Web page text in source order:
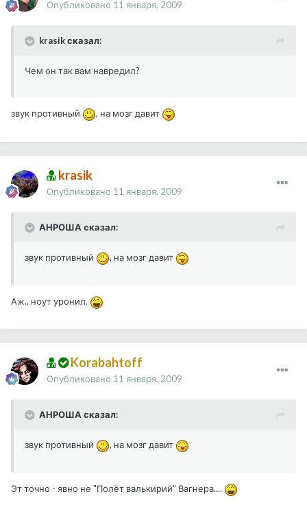
Опубликовано 11 января, 2009
krasik сказал:
Чем он так вам навредил?
звук противный , на мозг давит
krasik
Опубликовано 11 января, 2009
АНРОША сказал:
звук противный , на мозг давит
Аж.. ноут уронил.
Korabahtoff
Опубликовано 11 января, 2009
АНРОША сказал:
звук противный , на мозг давит
Эт точно - явно не "Полёт валькирий" Вагнера....